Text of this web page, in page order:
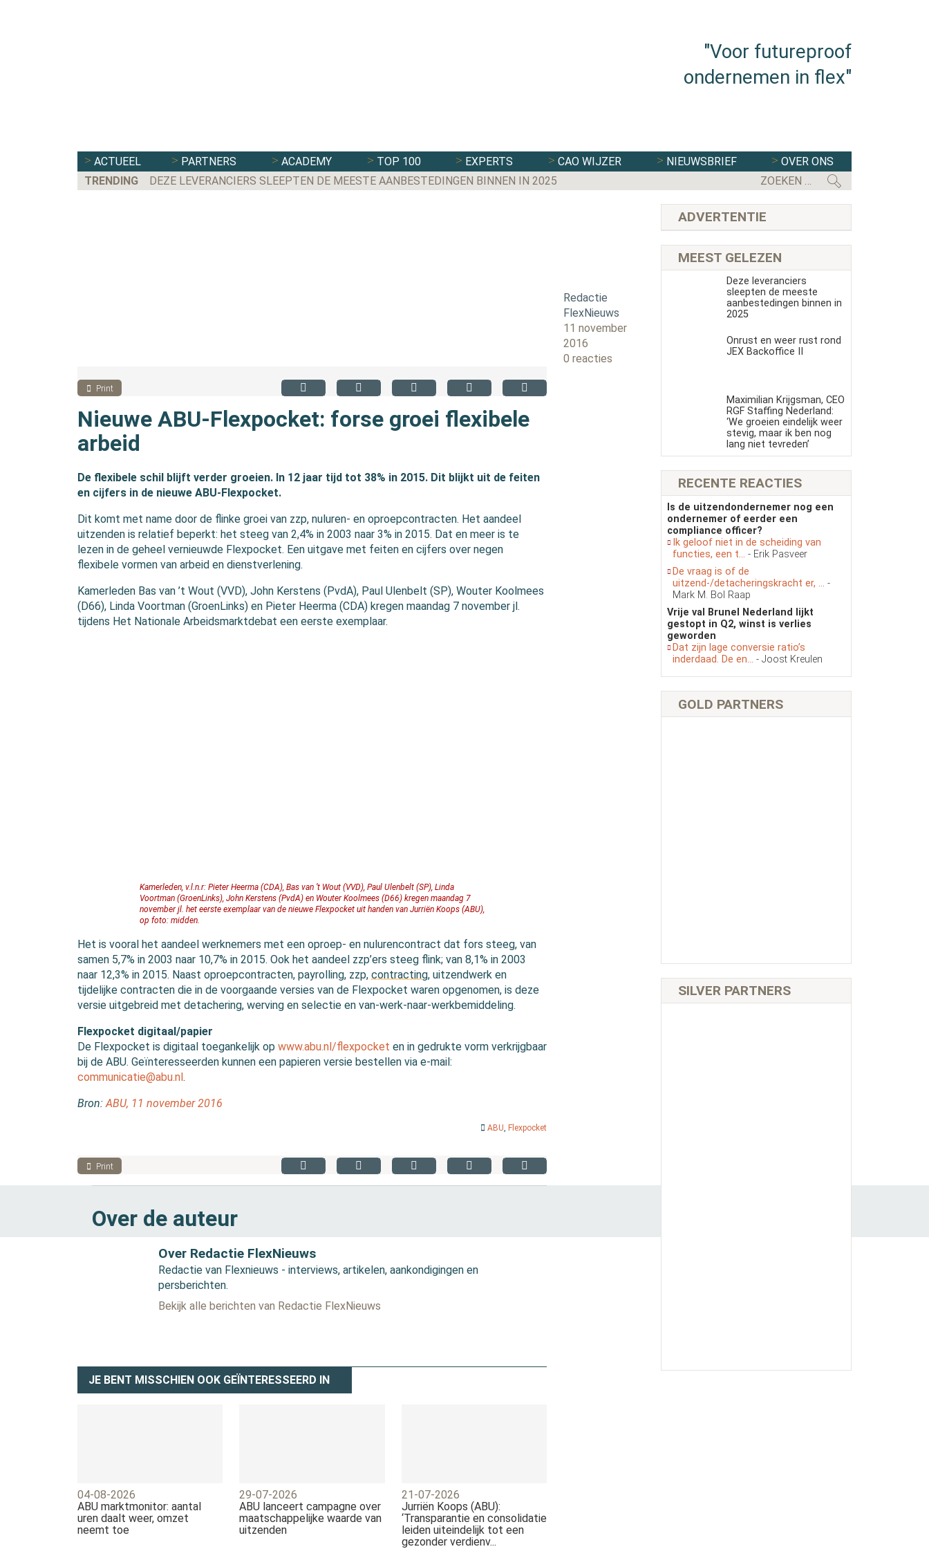
"Voor futureproof
ondernemen in flex"
ACTUEEL PARTNERS ACADEMY TOP 100 EXPERTS CAO WIJZER NIEUWSBRIEF
OVER ONS
TRENDING
DEZE LEVERANCIERS SLEEPTEN DE MEESTE AANBESTEDINGEN BINNEN IN 2025
Redactie
FlexNieuws
11 november
2016
0 reacties
Print
Nieuwe ABU-Flexpocket: forse groei flexibele
arbeid
De flexibele schil blijft verder groeien. In 12 jaar tijd tot 38% in 2015. Dit blijkt uit de feiten
en cijfers in de nieuwe ABU-Flexpocket.
Dit komt met name door de flinke groei van zzp, nuluren- en oproepcontracten. Het aandeel
uitzenden is relatief beperkt: het steeg van 2,4% in 2003 naar 3% in 2015. Dat en meer is te
lezen in de geheel vernieuwde Flexpocket. Een uitgave met feiten en cijfers over negen
flexibele vormen van arbeid en dienstverlening.
Kamerleden Bas van ’t Wout (VVD), John Kerstens (PvdA), Paul Ulenbelt (SP), Wouter Koolmees
(D66), Linda Voortman (GroenLinks) en Pieter Heerma (CDA) kregen maandag 7 november jl.
tijdens Het Nationale Arbeidsmarktdebat een eerste exemplaar.
Kamerleden, v.l.n.r: Pieter Heerma (CDA), Bas van ’t Wout (VVD), Paul Ulenbelt (SP), Linda
Voortman (GroenLinks), John Kerstens (PvdA) en Wouter Koolmees (D66) kregen maandag 7
november jl. het eerste exemplaar van de nieuwe Flexpocket uit handen van Jurriën Koops (ABU),
op foto: midden.
Het is vooral het aandeel werknemers met een oproep- en nulurencontract dat fors steeg, van
samen 5,7% in 2003 naar 10,7% in 2015. Ook het aandeel zzp’ers steeg flink; van 8,1% in 2003
naar 12,3% in 2015. Naast oproepcontracten, payrolling, zzp, contracting, uitzendwerk en
tijdelijke contracten die in de voorgaande versies van de Flexpocket waren opgenomen, is deze
versie uitgebreid met detachering, werving en selectie en van-werk-naar-werkbemiddeling.
Flexpocket digitaal/papier
De Flexpocket is digitaal toegankelijk op www.abu.nl/flexpocket en in gedrukte vorm verkrijgbaar
bij de ABU. Geïnteresseerden kunnen een papieren versie bestellen via e-mail:
communicatie@abu.nl.
Bron:ABU, 11 november 2016
ABU, Flexpocket
Print
Over de auteur
Over Redactie FlexNieuws
Redactie van Flexnieuws - interviews, artikelen, aankondigingen en
persberichten.
Bekijk alle berichten van Redactie FlexNieuws
JE BENT MISSCHIEN OOK GEÏNTERESSEERD IN
04-08-2026
ABU marktmonitor: aantal
uren daalt weer, omzet
neemt toe
29-07-2026
ABU lanceert campagne over
maatschappelijke waarde van
uitzenden
21-07-2026
Jurriën Koops (ABU):
‘Transparantie en consolidatie
leiden uiteindelijk tot een
gezonder verdienv...
ADVERTENTIE
MEEST GELEZEN
Deze leveranciers
sleepten de meeste
aanbestedingen binnen in
2025
Onrust en weer rust rond
JEX Backoffice II
Maximilian Krijgsman, CEO
RGF Staffing Nederland:
‘We groeien eindelijk weer
stevig, maar ik ben nog
lang niet tevreden’
RECENTE REACTIES
Is de uitzendondernemer nog een
ondernemer of eerder een
compliance officer?
Ik geloof niet in de scheiding van
functies, een t... - Erik Pasveer
De vraag is of de
uitzend-/detacheringskracht er, ... -
Mark M. Bol Raap
Vrije val Brunel Nederland lijkt
gestopt in Q2, winst is verlies
geworden
Dat zijn lage conversie ratio’s
inderdaad. De en... - Joost Kreulen
GOLD PARTNERS
SILVER PARTNERS